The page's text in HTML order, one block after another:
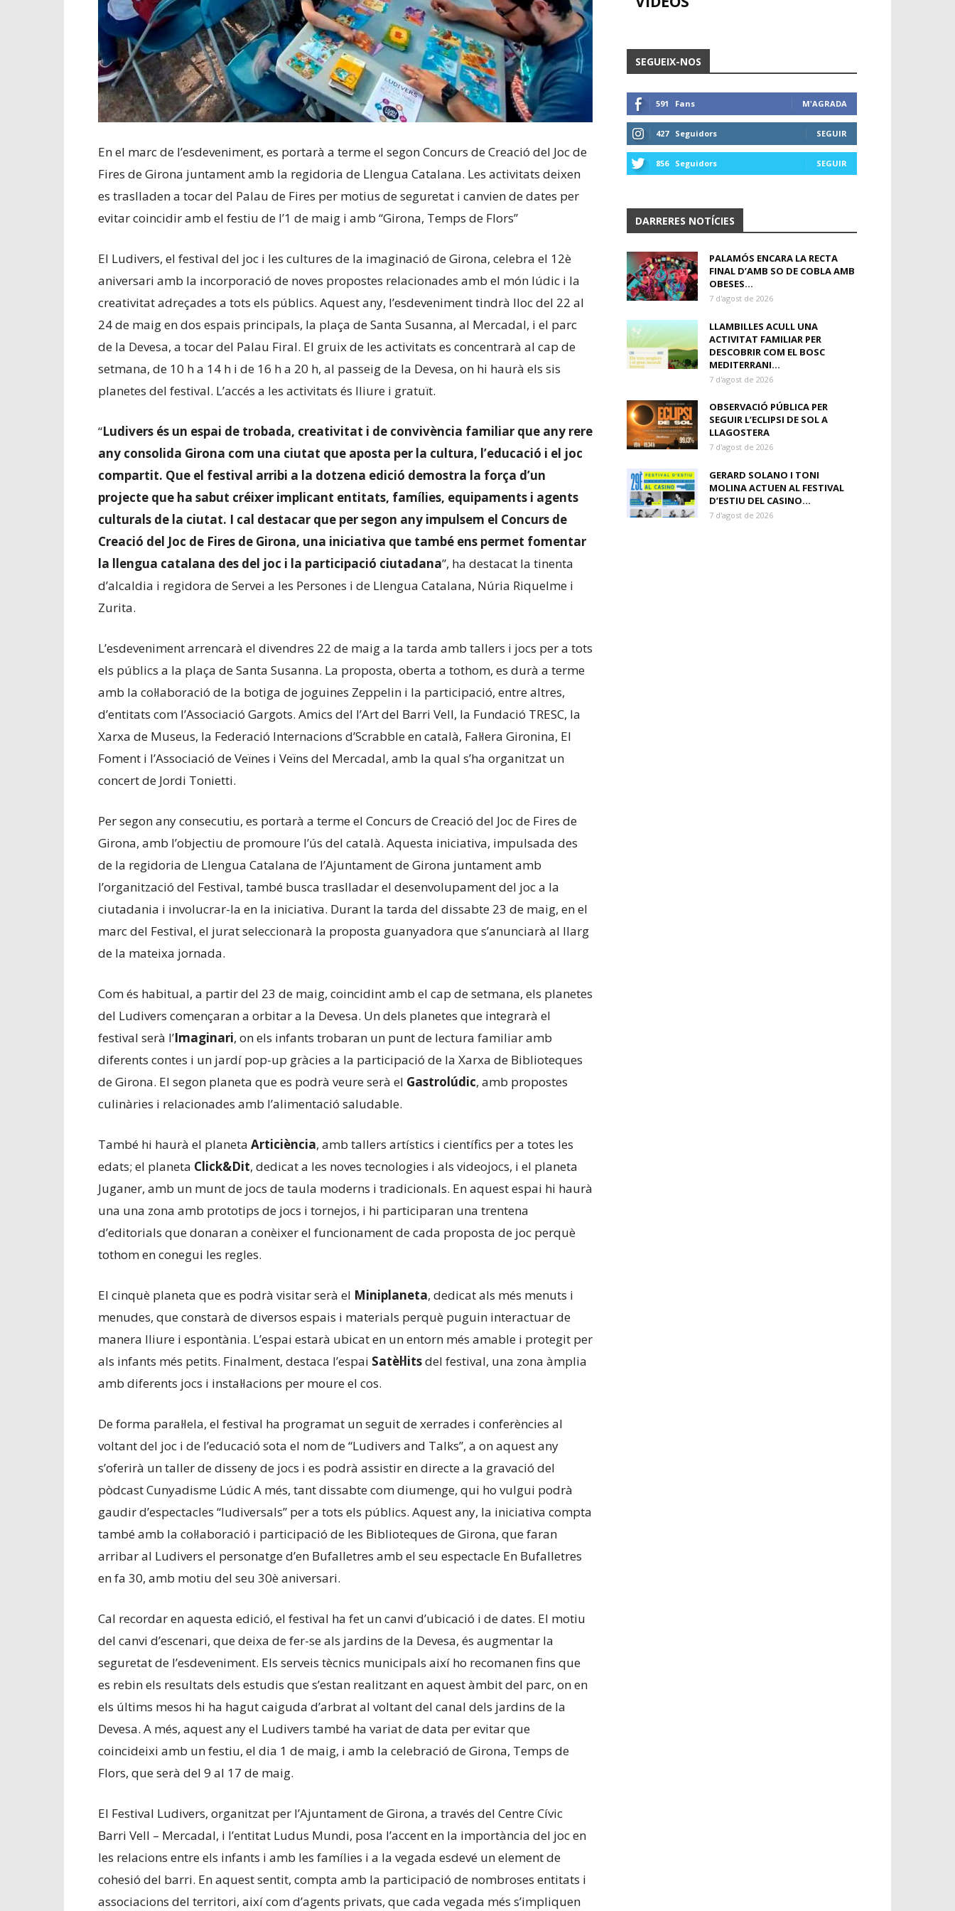
En el marc de l’esdeveniment, es portarà a terme el segon Concurs de Creació del Joc de
Fires de Girona juntament amb la regidoria de Llengua Catalana. Les activitats deixen
es traslladen a tocar del Palau de Fires per motius de seguretat i canvien de dates per
evitar coincidir amb el festiu de l’1 de maig i amb “Girona, Temps de Flors”
El Ludivers, el festival del joc i les cultures de la imaginació de Girona, celebra el 12è
aniversari amb la incorporació de noves propostes relacionades amb el món lúdic i la
creativitat adreçades a tots els públics. Aquest any, l’esdeveniment tindrà lloc del 22 al
24 de maig en dos espais principals, la plaça de Santa Susanna, al Mercadal, i el parc
de la Devesa, a tocar del Palau Firal. El gruix de les activitats es concentrarà al cap de
setmana, de 10 h a 14 h i de 16 h a 20 h, al passeig de la Devesa, on hi haurà els sis
planetes del festival. L’accés a les activitats és lliure i gratuït.
“Ludivers és un espai de trobada, creativitat i de convivència familiar que any rere
any consolida Girona com una ciutat que aposta per la cultura, l’educació i el joc
compartit. Que el festival arribi a la dotzena edició demostra la força d’un
projecte que ha sabut créixer implicant entitats, famílies, equipaments i agents
culturals de la ciutat. I cal destacar que per segon any impulsem el Concurs de
Creació del Joc de Fires de Girona, una iniciativa que també ens permet fomentar
la llengua catalana des del joc i la participació ciutadana”, ha destacat la tinenta
d’alcaldia i regidora de Servei a les Persones i de Llengua Catalana, Núria Riquelme i
Zurita.
L’esdeveniment arrencarà el divendres 22 de maig a la tarda amb tallers i jocs per a tots
els públics a la plaça de Santa Susanna. La proposta, oberta a tothom, es durà a terme
amb la col·laboració de la botiga de joguines Zeppelin i la participació, entre altres,
d’entitats com l’Associació Gargots. Amics del l’Art del Barri Vell, la Fundació TRESC, la
Xarxa de Museus, la Federació Internacions d’Scrabble en català, Fal·lera Gironina, El
Foment i l’Associació de Veïnes i Veïns del Mercadal, amb la qual s’ha organitzat un
concert de Jordi Tonietti.
Per segon any consecutiu, es portarà a terme el Concurs de Creació del Joc de Fires de
Girona, amb l’objectiu de promoure l’ús del català. Aquesta iniciativa, impulsada des
de la regidoria de Llengua Catalana de l’Ajuntament de Girona juntament amb
l’organització del Festival, també busca traslladar el desenvolupament del joc a la
ciutadania i involucrar-la en la iniciativa. Durant la tarda del dissabte 23 de maig, en el
marc del Festival, el jurat seleccionarà la proposta guanyadora que s’anunciarà al llarg
de la mateixa jornada.
Com és habitual, a partir del 23 de maig, coincidint amb el cap de setmana, els planetes
del Ludivers començaran a orbitar a la Devesa. Un dels planetes que integrarà el
festival serà l’Imaginari, on els infants trobaran un punt de lectura familiar amb
diferents contes i un jardí pop-up gràcies a la participació de la Xarxa de Biblioteques
de Girona. El segon planeta que es podrà veure serà el Gastrolúdic, amb propostes
culinàries i relacionades amb l’alimentació saludable.
També hi haurà el planeta Articiència, amb tallers artístics i científics per a totes les
edats; el planeta Click&Dit, dedicat a les noves tecnologies i als videojocs, i el planeta
Juganer, amb un munt de jocs de taula moderns i tradicionals. En aquest espai hi haurà
una una zona amb prototips de jocs i tornejos, i hi participaran una trentena
d’editorials que donaran a conèixer el funcionament de cada proposta de joc perquè
tothom en conegui les regles.
El cinquè planeta que es podrà visitar serà el Miniplaneta, dedicat als més menuts i
menudes, que constarà de diversos espais i materials perquè puguin interactuar de
manera lliure i espontània. L’espai estarà ubicat en un entorn més amable i protegit per
als infants més petits. Finalment, destaca l’espai Satèl·litsdel festival, una zona àmplia
amb diferents jocs i instal·lacions per moure el cos.
De forma paral·lela, el festival ha programat un seguit de xerrades i conferències al
voltant del joc i de l’educació sota el nom de “Ludivers and Talks”, a on aquest any
s’oferirà un taller de disseny de jocs i es podrà assistir en directe a la gravació del
pòdcast Cunyadisme Lúdic A més, tant dissabte com diumenge, qui ho vulgui podrà
gaudir d’espectacles “ludiversals” per a tots els públics. Aquest any, la iniciativa compta
també amb la col·laboració i participació de les Biblioteques de Girona, que faran
arribar al Ludivers el personatge d’en Bufalletres amb el seu espectacle En Bufalletres
en fa 30, amb motiu del seu 30è aniversari.
Cal recordar en aquesta edició, el festival ha fet un canvi d’ubicació i de dates. El motiu
del canvi d’escenari, que deixa de fer-se als jardins de la Devesa, és augmentar la
seguretat de l’esdeveniment. Els serveis tècnics municipals així ho recomanen fins que
es rebin els resultats dels estudis que s’estan realitzant en aquest àmbit del parc, on en
els últims mesos hi ha hagut caiguda d’arbrat al voltant del canal dels jardins de la
Devesa. A més, aquest any el Ludivers també ha variat de data per evitar que
coincideixi amb un festiu, el dia 1 de maig, i amb la celebració de Girona, Temps de
Flors, que serà del 9 al 17 de maig.
El Festival Ludivers, organitzat per l’Ajuntament de Girona, a través del Centre Cívic
Barri Vell – Mercadal, i l’entitat Ludus Mundi, posa l’accent en la importància del joc en
les relacions entre els infants i amb les famílies i a la vegada esdevé un element de
cohesió del barri. En aquest sentit, compta amb la participació de nombroses entitats i
associacions del territori, així com d’agents privats, que cada vegada més s’impliquen
SEGUEIX-NOS
591 Fans M'AGRADA
427 Seguidors SEGUIR
856 Seguidors SEGUIR
DARRERES NOTÍCIES
PALAMÓS ENCARA LA RECTA
FINAL D’AMB SO DE COBLA AMB
OBESES...
7 d'agost de 2026
LLAMBILLES ACULL UNA
ACTIVITAT FAMILIAR PER
DESCOBRIR COM EL BOSC
MEDITERRANI...
7 d'agost de 2026
OBSERVACIÓ PÚBLICA PER
SEGUIR L’ECLIPSI DE SOL A
LLAGOSTERA
7 d'agost de 2026
GERARD SOLANO I TONI
MOLINA ACTUEN AL FESTIVAL
D’ESTIU DEL CASINO...
7 d'agost de 2026